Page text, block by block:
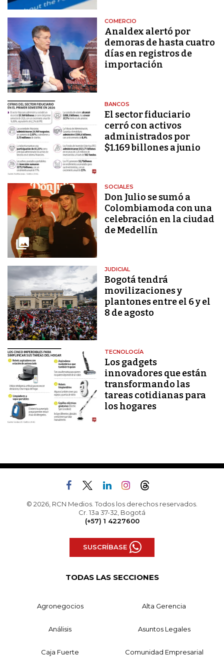
COMERCIO
Analdex alertó por
demoras de hasta cuatro
días en registros de
importación
BANCOS
El sector fiduciario
cerró con activos
administrados por
$1.169 billones a junio
SOCIALES
Don Julio se sumó a
Colombiamoda con una
celebración en la ciudad
de Medellín
JUDICIAL
Bogotá tendrá
movilizaciones y
plantones entre el 6 y el
8 de agosto
TECNOLOGÍA
Los gadgets
innovadores que están
transformando las
tareas cotidianas para
los hogares
© 2026, RCN Medios. Todos los derechos reservados.
Cr. 13a 37-32, Bogotá
(+57) 1 4227600
SUSCRÍBASE
TODAS LAS SECCIONES
Agronegocios Alta Gerencia
Análisis Asuntos Legales
Caja Fuerte Comunidad Empresarial